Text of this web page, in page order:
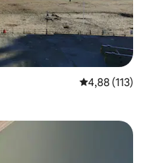
Gemiddelde
4,88 (113)